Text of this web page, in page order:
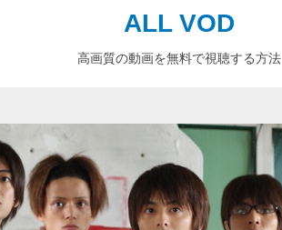
ALL VOD
高画質の動画を無料で視聴する方法